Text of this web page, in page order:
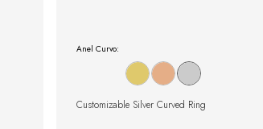
Anel Curvo:
Customizable Silver Curved Ring